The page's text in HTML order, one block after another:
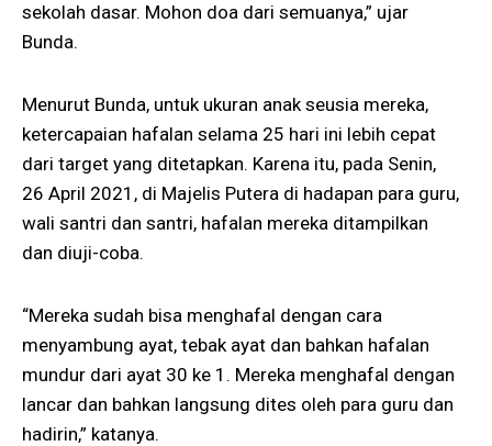
sekolah dasar. Mohon doa dari semuanya,” ujar
Bunda.
Menurut Bunda, untuk ukuran anak seusia mereka,
ketercapaian hafalan selama 25 hari ini lebih cepat
dari target yang ditetapkan. Karena itu, pada Senin,
26 April 2021, di Majelis Putera di hadapan para guru,
wali santri dan santri, hafalan mereka ditampilkan
dan diuji-coba.
“Mereka sudah bisa menghafal dengan cara
menyambung ayat, tebak ayat dan bahkan hafalan
mundur dari ayat 30 ke 1. Mereka menghafal dengan
lancar dan bahkan langsung dites oleh para guru dan
hadirin,” katanya.